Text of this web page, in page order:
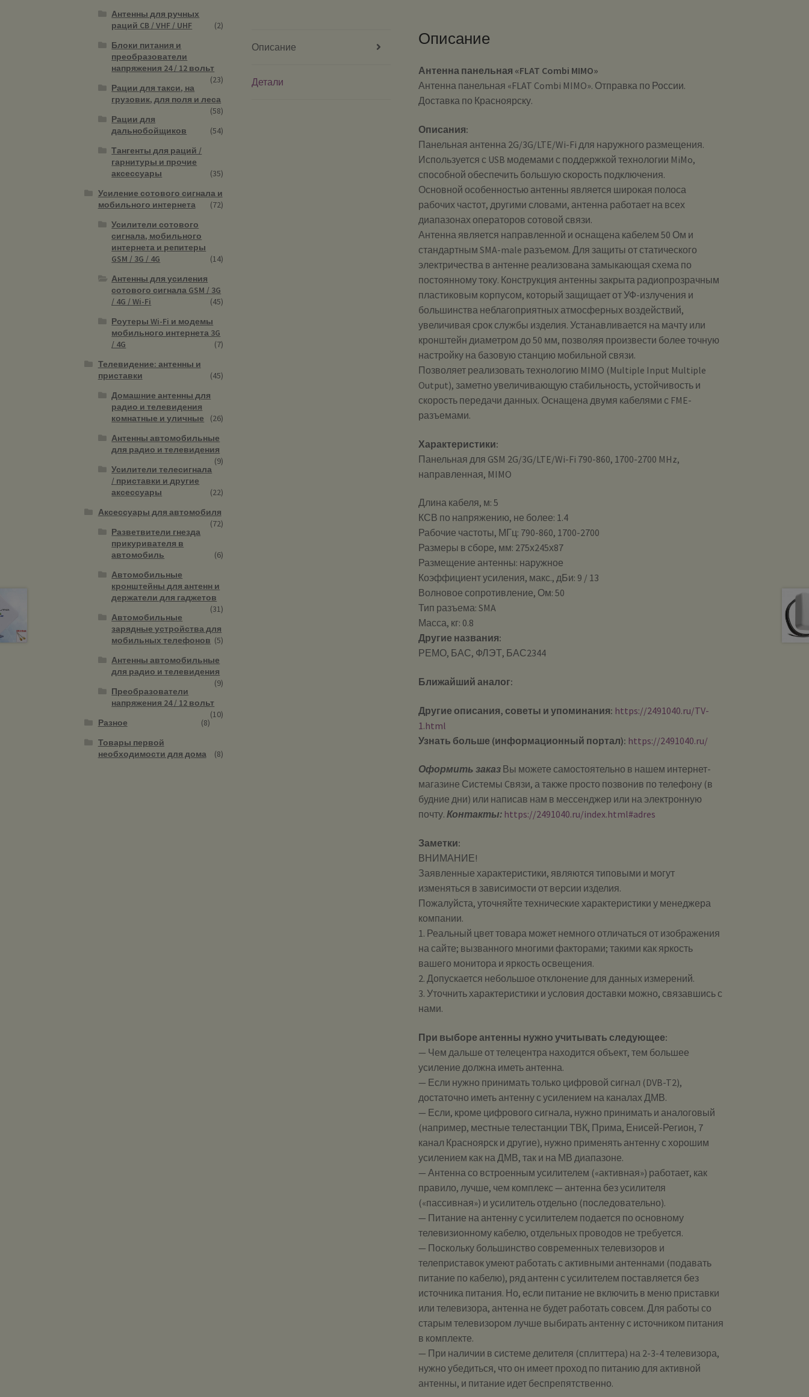
Описание
Детали
Описание
Антенна панельная «FLAT Combi MIMO»
Антенна панельная «FLAT Combi MIMO». Отправка по России.
Доставка по Красноярску.
Описания:
Панельная антенна 2G/3G/LTE/Wi-Fi для наружного размещения.
Используется с USB модемами с поддержкой технологии MiMo,
способной обеспечить большую скорость подключения.
Основной особенностью антенны является широкая полоса
рабочих частот, другими словами, антенна работает на всех
диапазонах операторов сотовой связи.
Антенна является направленной и оснащена кабелем 50 Ом и
стандартным SMA-male разъемом. Для защиты от статического
электричества в антенне реализована замыкающая схема по
постоянному току. Конструкция антенны закрыта радиопрозрачным
пластиковым корпусом, который защищает от УФ-излучения и
большинства неблагоприятных атмосферных воздействий,
увеличивая срок службы изделия. Устанавливается на мачту или
кронштейн диаметром до 50 мм, позволяя произвести более точную
настройку на базовую станцию мобильной связи.
Позволяет реализовать технологию MIMO (Multiple Input Multiple
Output), заметно увеличивающую стабильность, устойчивость и
скорость передачи данных. Оснащена двумя кабелями с FME-
разъемами.
Характеристики:
Панельная для GSM 2G/3G/LTE/Wi-Fi 790-860, 1700-2700 MHz,
направленная, MIMO
Длина кабеля, м: 5
КСВ по напряжению, не более: 1.4
Рабочие частоты, МГц: 790-860, 1700-2700
Размеры в сборе, мм: 275х245х87
Размещение антенны: наружное
Коэффициент усиления, макс., дБи: 9 / 13
Волновое сопротивление, Ом: 50
Тип разъема: SMA
Масса, кг: 0.8
Другие названия:
РЕМО, БАС, ФЛЭТ, БАС2344
Ближайший аналог:
Другие описания, советы и упоминания: https://2491040.ru/TV-
1.html
Узнать больше (информационный портал): https://2491040.ru/
Оформить заказ Вы можете самостоятельно в нашем интернет-
магазине Системы Cвязи, а также просто позвонив по телефону (в
будние дни) или написав нам в мессенджер или на электронную
почту.Контакты: https://2491040.ru/index.html#adres
Заметки:
ВНИМАНИЕ!
Заявленные характеристики, являются типовыми и могут
изменяться в зависимости от версии изделия.
Пожалуйста, уточняйте технические характеристики у менеджера
компании.
1. Реальный цвет товара может немного отличаться от изображения
на сайте; вызванного многими факторами; такими как яркость
вашего монитора и яркость освещения.
2. Допускается небольшое отклонение для данных измерений.
3. Уточнить характеристики и условия доставки можно, связавшись с
нами.
При выборе антенны нужно учитывать следующее:
— Чем дальше от телецентра находится объект, тем большее
усиление должна иметь антенна.
— Если нужно принимать только цифровой сигнал (DVB-T2),
достаточно иметь антенну с усилением на каналах ДМВ.
— Если, кроме цифрового сигнала, нужно принимать и аналоговый
(например, местные телестанции ТВК, Прима, Енисей-Регион, 7
канал Красноярск и другие), нужно применять антенну с хорошим
усилением как на ДМВ, так и на МВ диапазоне.
— Антенна со встроенным усилителем («активная») работает, как
правило, лучше, чем комплекс — антенна без усилителя
(«пассивная») и усилитель отдельно (последовательно).
— Питание на антенну с усилителем подается по основному
телевизионному кабелю, отдельных проводов не требуется.
— Поскольку большинство современных телевизоров и
телеприставок умеют работать с активными антеннами (подавать
питание по кабелю), ряд антенн с усилителем поставляется без
источника питания. Но, если питание не включить в меню приставки
или телевизора, антенна не будет работать совсем. Для работы со
старым телевизором лучше выбирать антенну с источником питания
в комплекте.
— При наличии в системе делителя (сплиттера) на 2-3-4 телевизора,
нужно убедиться, что он имеет проход по питанию для активной
антенны, и питание идет беспрепятственно.
Антенны для ручных
раций CB / VHF / UHF
(2)
Блоки питания и
преобразователи
напряжения 24 / 12 вольт
(23)
Рации для такси, на
грузовик, для поля и леса
(58)
Рации для
дальнобойщиков
(54)
Тангенты для раций /
гарнитуры и прочие
аксессуары
(35)
Усиление сотового сигнала и
мобильного интернета
(72)
Усилители сотового
сигнала, мобильного
интернета и репитеры
GSM / 3G / 4G
(14)
Антенны для усиления
сотового сигнала GSM / 3G
/ 4G / Wi-Fi
(45)
Роутеры Wi-Fi и модемы
мобильного интернета 3G
/ 4G
(7)
Телевидение: антенны и
приставки
(45)
Домашние антенны для
радио и телевидения
комнатные и уличные
(26)
Антенны автомобильные
для радио и телевидения
(9)
Усилители телесигнала
/ приставки и другие
аксессуары
(22)
Аксессуары для автомобиля
(72)
Разветвители гнезда
прикуривателя в
автомобиль
(6)
Автомобильные
кронштейны для антенн и
держатели для гаджетов
(31)
Автомобильные
зарядные устройства для
мобильных телефонов (5)
Антенны автомобильные
для радио и телевидения
(9)
Преобразователи
напряжения 24 / 12 вольт
(10)
Разное
(8)
Товары первой
необходимости для дома
(8)